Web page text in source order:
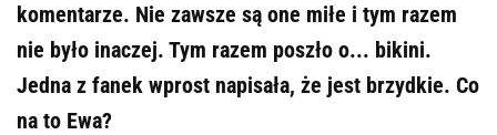
komentarze. Nie zawsze są one miłe i tym razem
nie było inaczej. Tym razem poszło o... bikini.
Jedna z fanek wprost napisała, że jest brzydkie. Co
na to Ewa?